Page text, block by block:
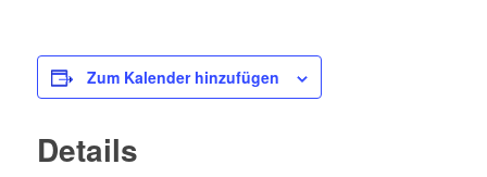
Zum Kalender hinzufügen
Details